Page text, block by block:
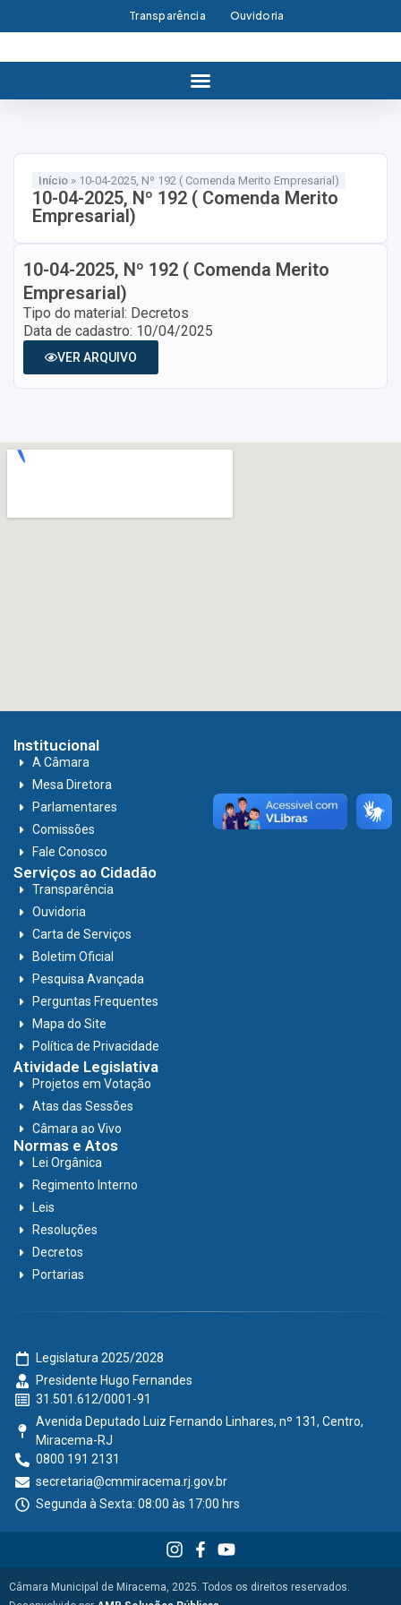
Transparência Ouvidoria
Início » 10-04-2025, Nº 192 ( Comenda Merito Empresarial)
10-04-2025, Nº 192 ( Comenda Merito
Empresarial)
10-04-2025, Nº 192 ( Comenda Merito
Empresarial)
Tipo do material: Decretos
Data de cadastro: 10/04/2025
VER ARQUIVO
Institucional
A Câmara
Mesa Diretora
Parlamentares
Comissões
Fale Conosco
Serviços ao Cidadão
Transparência
Ouvidoria
Carta de Serviços
Boletim Oficial
Pesquisa Avançada
Perguntas Frequentes
Mapa do Site
Política de Privacidade
Atividade Legislativa
Projetos em Votação
Atas das Sessões
Câmara ao Vivo
Normas e Atos
Lei Orgânica
Regimento Interno
Leis
Resoluções
Decretos
Portarias
Legislatura 2025/2028
Presidente Hugo Fernandes
31.501.612/0001-91
Avenida Deputado Luiz Fernando Linhares, nº 131, Centro,
Miracema-RJ
0800 191 2131
secretaria@cmmiracema.rj.gov.br
Segunda à Sexta: 08:00 às 17:00 hrs
Câmara Municipal de Miracema, 2025. Todos os direitos reservados.